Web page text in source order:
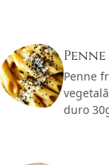
Penne
duro